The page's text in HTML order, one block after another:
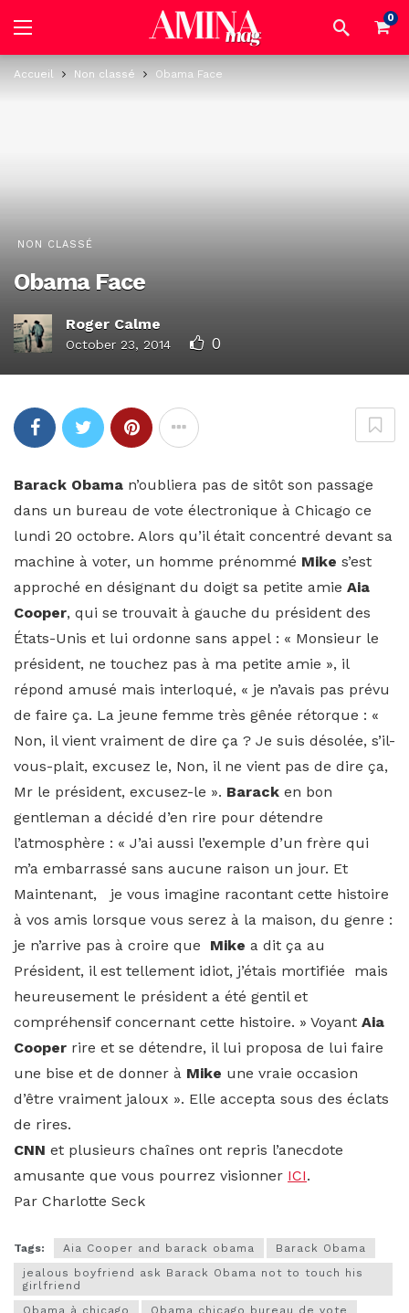
0
Accueil Non classé Obama Face
NON CLASSÉ
Obama Face
Roger Calme
October 23, 2014 0
Barack Obama n’oubliera pas de sitôt son passage
dans un bureau de vote électronique à Chicago ce
lundi 20 octobre. Alors qu’il était concentré devant sa
machine à voter, un homme prénommé Mike s’est
approché en désignant du doigt sa petite amie Aia
Cooper, qui se trouvait à gauche du président des
États-Unis et lui ordonne sans appel : « Monsieur le
président, ne touchez pas à ma petite amie », il
répond amusé mais interloqué, « je n’avais pas prévu
de faire ça. La jeune femme très gênée rétorque : «
Non, il vient vraiment de dire ça ? Je suis désolée, s’il-
vous-plait, excusez le, Non, il ne vient pas de dire ça,
Mr le président, excusez-le ». Barack en bon
gentleman a décidé d’en rire pour détendre
l’atmosphère : « J’ai aussi l’exemple d’un frère qui
m’a embarrassé sans aucune raison un jour. Et
Maintenant, je vous imagine racontant cette histoire
à vos amis lorsque vous serez à la maison, du genre :
je n’arrive pas à croire que Mike a dit ça au
Président, il est tellement idiot, j’étais mortifiée mais
heureusement le président a été gentil et
compréhensif concernant cette histoire. » Voyant Aia
Cooper rire et se détendre, il lui proposa de lui faire
une bise et de donner à Mike une vraie occasion
d’être vraiment jaloux ». Elle accepta sous des éclats
de rires.
CNN et plusieurs chaînes ont repris l’anecdote
amusante que vous pourrez visionner ICI.
Par Charlotte Seck
Tags: Aia Cooper and barack obama
Barack Obama
jealous boyfriend ask Barack Obama not to touch his
girlfriend